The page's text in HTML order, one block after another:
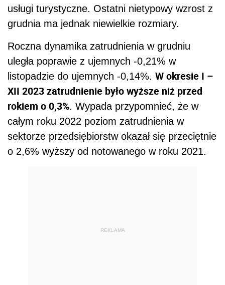
usługi turystyczne. Ostatni nietypowy wzrost z
grudnia ma jednak niewielkie rozmiary.
Roczna dynamika zatrudnienia w grudniu
uległa poprawie z ujemnych -0,21% w
listopadzie do ujemnych -0,14%. W okresie I –
XII 2023 zatrudnienie było wyższe niż przed
rokiem o 0,3%. Wypada przypomnieć, że w
całym roku 2022 poziom zatrudnienia w
sektorze przedsiębiorstw okazał się przeciętnie
o 2,6% wyższy od notowanego w roku 2021.
REKLAMA